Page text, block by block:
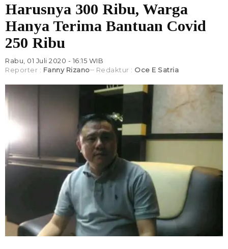
Harusnya 300 Ribu, Warga
Hanya Terima Bantuan Covid
250 Ribu
Rabu, 01 Juli 2020 - 16:15 WIB
Reporter : Fanny Rizano Redaktur : Oce E Satria